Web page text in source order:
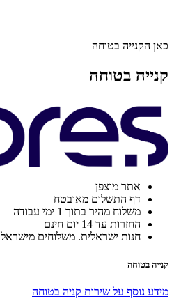
כאן הקנייה בטוחה
קנייה בטוחה
אתר מוצפן
דף התשלום מאובטח
משלוח מהיר בתוך 1 ימי עבודה
החזרות עד 14 יום חינם
חנות ישראלית. משלוחים מישראל
קנייה בטוחה
מידע נוסף על שירות קניה בטוחה